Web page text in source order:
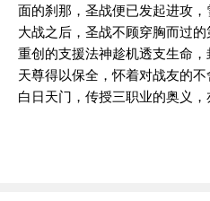
面的刹那，圣战便已发起进攻
大战之后，圣战不顾穿胸而过
重创的支援法神趁机透支生命
天尊得以保全，怀着对战友的
白日天门，传授三职业的奥义，